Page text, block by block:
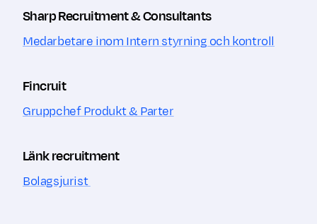
Sharp Recruitment & Consultants
Medarbetare inom Intern styrning och kontroll
Fincruit
Gruppchef Produkt & Parter
Länk recruitment
Bolagsjurist